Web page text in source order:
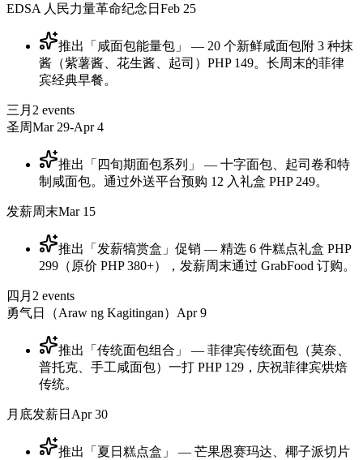
EDSA 人民力量革命纪念日 Feb 25
推出「咸面包能量包」 — 20 个新鲜咸面包附 3 种抹
酱（紫薯酱、花生酱、起司）PHP 149。长周末的菲律
宾经典早餐。
三月 2 events
圣周Mar 29-Apr 4
推出「四旬期面包系列」 — 十字面包、起司卷和特
制咸面包。通过外送平台预购 12 入礼盒 PHP 249。
发薪周末Mar 15
推出「发薪犒赏盒」促销 — 精选 6 件糕点礼盒 PHP
299（原价 PHP 380+），发薪周末通过 GrabFood 订购。
四月 2 events
勇气日（Araw ng Kagitingan） Apr 9
推出「传统面包组合」 — 菲律宾传统面包（莫奈、
普托克、手工咸面包）一打 PHP 129，庆祝菲律宾烘焙
传统。
月底发薪日 Apr 30
推出「夏日糕点盒」 — 芒果恩赛玛达、椰子派切片